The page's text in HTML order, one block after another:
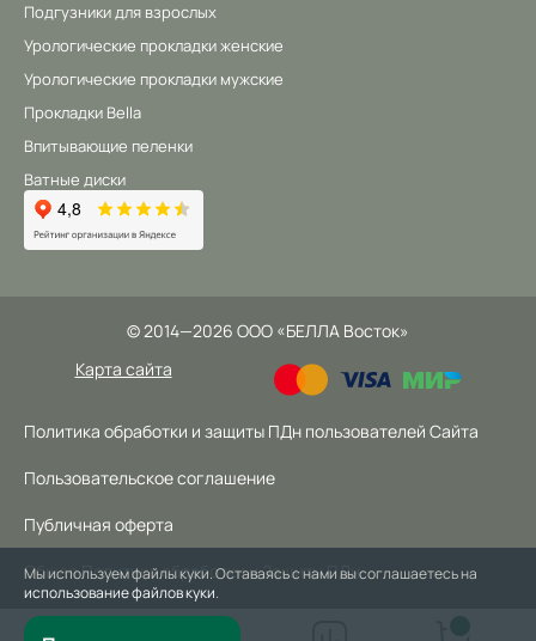
Подгузники для взрослых
Урологические прокладки женские
Урологические прокладки мужские
Прокладки Bella
Впитывающие пеленки
Ватные диски
©2014—2026 ООО «БЕЛЛА Восток»
Карта сайта
Политика обработки и защиты ПДн пользователей Сайта
Пользовательское соглашение
Публичная оферта
Общая Политика обработки и Защиты ПДн
Мы используем файлы куки. Оставаясь с нами вы соглашаетесь на
использование файлов куки.